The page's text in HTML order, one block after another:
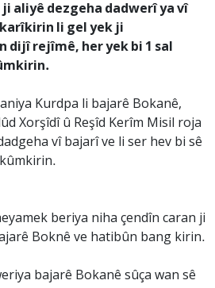
aliyê dezgeha dadwerî ya vî
li gel yek ji
dijî rejîmê, her yek bi 1 sal
Kurdpa li bajarê Bokanê,
Xorşîdî û Reşîd Kerîm Misil roja
vî bajarî ve li ser hev bi sê
beriya niha çendîn caran ji
Boknê ve hatibûn bang kirin.
bajarê Bokanê sûça wan sê